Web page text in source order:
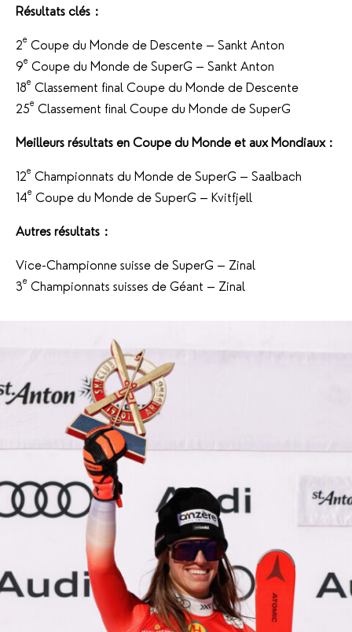
Résultats clés :
2e Coupe du Monde de Descente – Sankt Anton
9e Coupe du Monde de SuperG – Sankt Anton
18e Classement final Coupe du Monde de Descente
25e Classement final Coupe du Monde de SuperG
Meilleurs résultats en Coupe du Monde et aux Mondiaux :
12e Championnats du Monde de SuperG – Saalbach
14e Coupe du Monde de SuperG – Kvitfjell
Autres résultats :
Vice-Championne suisse de SuperG – Zinal
3e Championnats suisses de Géant – Zinal